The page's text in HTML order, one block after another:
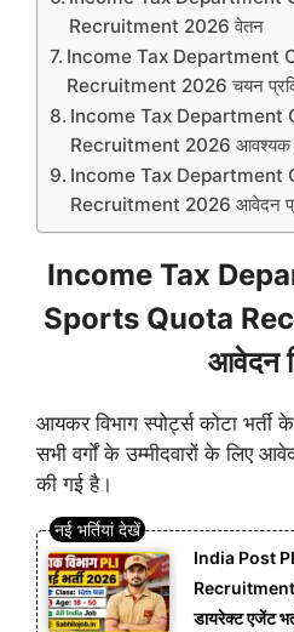
Recruitment 2026 वेतन
Income Tax Department
Recruitment 2026 चयन
Income Tax Department
Recruitment 2026 आवश्यक
Income Tax Department
Recruitment 2026 आवेदन
Income Tax
Sports Quota
आवेदन
आयकर विभाग स्पोर्ट्स कोटा
सभी वर्गों के उम्मीदवारों के लिए
की गई है।
India Post
Recruitment
डायरेक्ट एजेंट